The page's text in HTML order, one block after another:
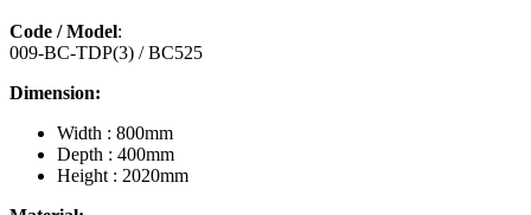
Code / Model:
009-BC-TDP(3) / BC525
Dimension:
Width : 800mm
Depth : 400mm
Height : 2020mm